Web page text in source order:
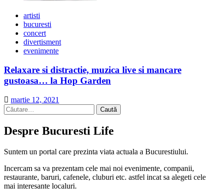
artisti
bucuresti
concert
divertisment
evenimente
Relaxare si distractie, muzica live si mancare
gustoasa… la Hop Garden
martie 12, 2021
Caută
după:
Despre Bucuresti Life
Suntem un portal care prezinta viata actuala a Bucurestiului.
Incercam sa va prezentam cele mai noi evenimente, companii,
restaurante, baruri, cafenele, cluburi etc. astfel incat sa alegeti cele
mai interesante localuri.